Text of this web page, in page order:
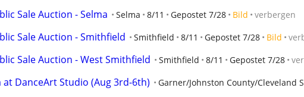
Sale Auction - Selma Selma 8/11 Gepostet 7/28 Bild verbergen
Sale Auction - Smithfield Smithfield 8/11 Gepostet 7/28 Bild
Sale Auction - West Smithfield Smithfield 8/11 Gepostet 7/28
at DanceArt Studio (Aug 3rd-6th) Garner/Johnston County/Cleveland